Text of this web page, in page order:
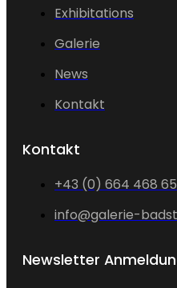
Exhibitations
Galerie
News
Kontakt
Kontakt
+43 (0) 664 468
info@galerie-
Newsletter